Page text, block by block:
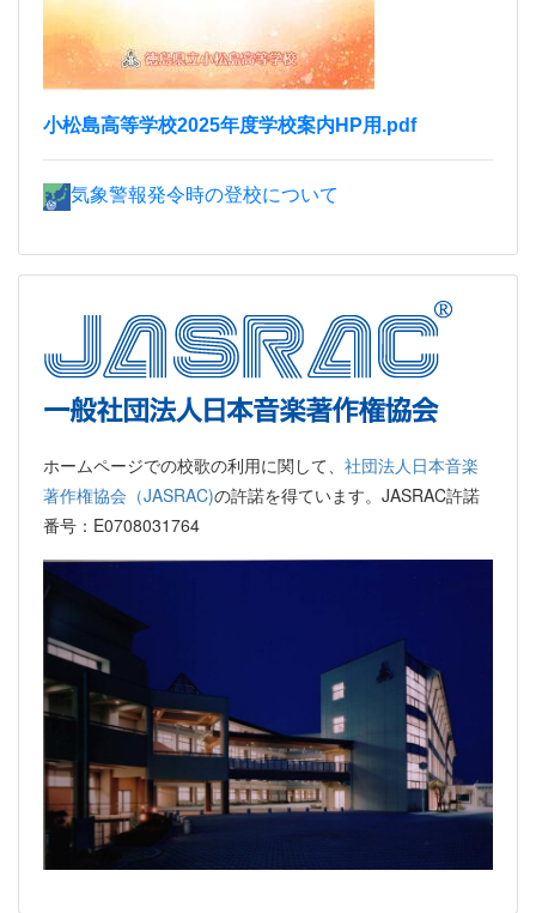
小松島高等学校2025年度学校案内HP用.pdf
気象警報発令時の登校について
ホームページでの校歌の利用に関して、 社団法人日本音楽
著作権協会（JASRAC)の許諾を得ています。JASRAC許諾
番号：E0708031764